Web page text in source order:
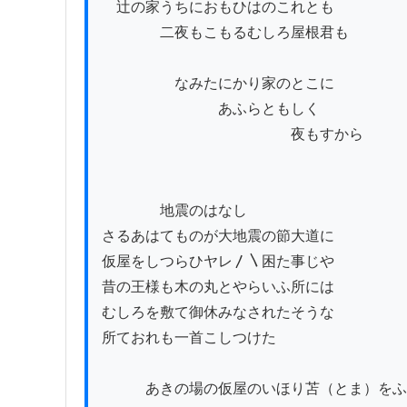
辻の家うちにおもひはのこれとも
二夜もこもるむしろ屋根君も
なみたにかり家のとこに
あふらともしく
夜もすから
地震のはなし
さるあはてものが大地震の節大道に
仮屋をしつらひヤレ〳〵困た事じや
昔の王様も木の丸とやらいふ所には
むしろを敷て御休みなされたそうな
所ておれも一首こしつけた
あきの場の仮屋のいほり苫（とま）を